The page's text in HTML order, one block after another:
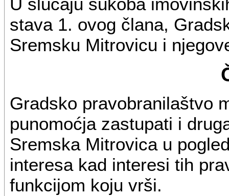
stava 1. ovog člana,
Sremsku Mitrovicu i
Gradsko pravobranilaštvo
punomoćja zastupati i
Sremska Mitrovica u
interesa kad interesi tih
funkcijom koju vrši.